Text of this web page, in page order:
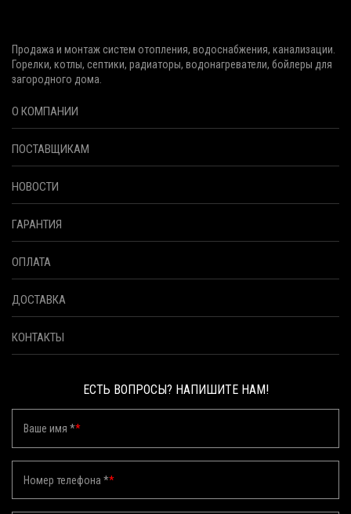
Продажа и монтаж систем отопления, водоснабжения, канализации.
Горелки, котлы, септики, радиаторы, водонагреватели, бойлеры для
загородного дома.
О КОМПАНИИ
ПОСТАВЩИКАМ
НОВОСТИ
ГАРАНТИЯ
ОПЛАТА
ДОСТАВКА
КОНТАКТЫ
ЕСТЬ ВОПРОСЫ? НАПИШИТЕ НАМ!
Ваше имя **
Номер телефона **